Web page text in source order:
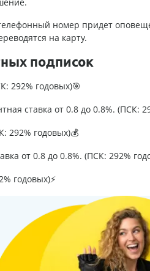
номер придет
на карту.
подписок
292% годовых)🎯
ставка от 0.8 до 0.8%. (ПСК:
292% годовых)💰
от 0.8 до 0.8%. (ПСК: 292%
годовых)⚡